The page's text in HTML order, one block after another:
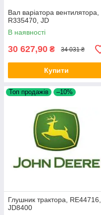
Вал варіатора вентилятора,
R335470, JD
В наявності
30 627,90 ₴ 34 031 ₴
Купити
Топ продажів –10%
Глушник трактора, RE44716,
JD8400